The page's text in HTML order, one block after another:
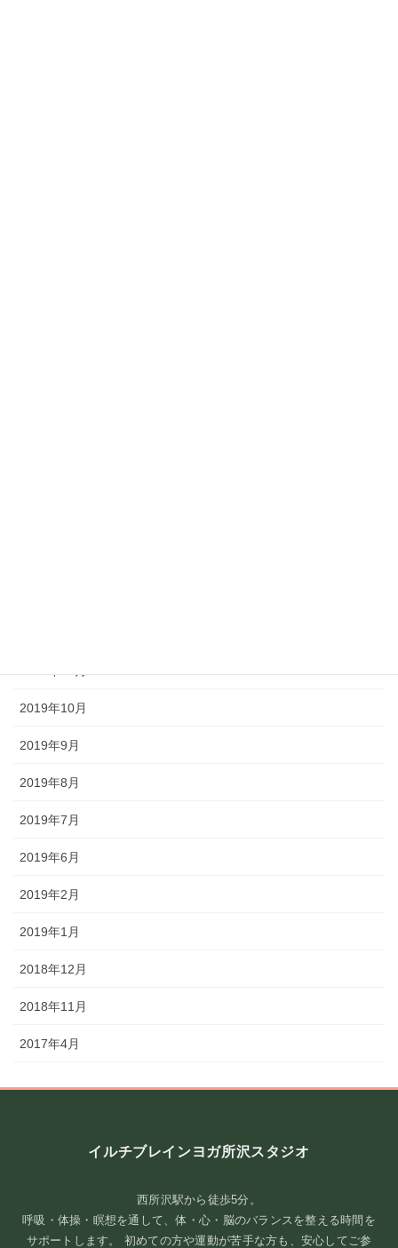
2019年11月
2019年10月
2019年9月
2019年8月
2019年7月
2019年6月
2019年2月
2019年1月
2018年12月
2018年11月
2017年4月
イルチブレインヨガ所沢スタジオ
西所沢駅から徒歩5分。
呼吸・体操・瞑想を通して、体・心・脳のバランスを整える時間を
サポートします。 初めての方や運動が苦手な方も、安心してご参